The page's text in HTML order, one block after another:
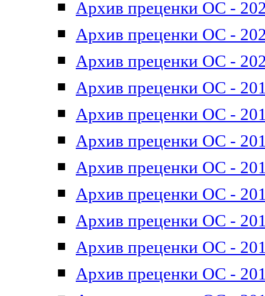
Архив преценки ОС -
Архив преценки ОС -
Архив преценки ОС -
Архив преценки ОС -
Архив преценки ОС -
Архив преценки ОС -
Архив преценки ОС -
Архив преценки ОС -
Архив преценки ОС -
Архив преценки ОС -
Архив преценки ОС -